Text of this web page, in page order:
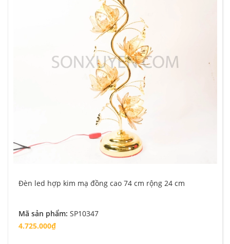
Đèn led hợp kim mạ đồng cao 74 cm rộng 24 cm
Mã sản phẩm: SP10347
4.725.000₫